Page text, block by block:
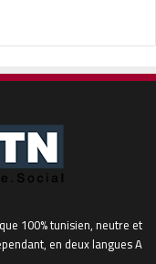
100% tunisien, neutre et
en deux langues A